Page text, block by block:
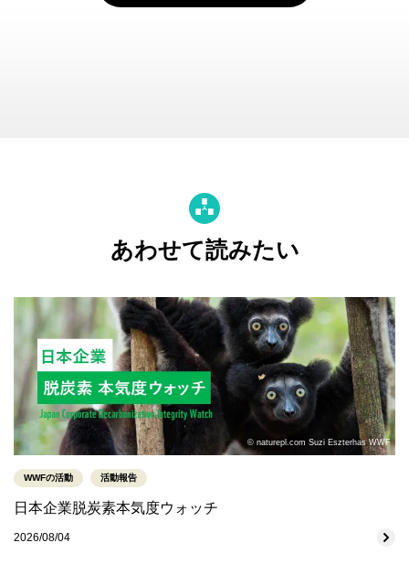
あわせて読みたい
© naturepl.com Suzi Eszterhas WWF
WWFの活動 活動報告
日本企業脱炭素本気度ウォッチ
2026/08/04